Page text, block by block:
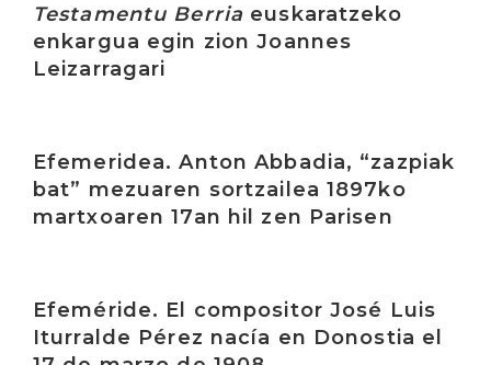
Testamentu Berria euskaratzeko
enkargua egin zion Joannes
Leizarragari
Efemeridea. Anton Abbadia, “zazpiak
bat” mezuaren sortzailea 1897ko
martxoaren 17an hil zen Parisen
Efeméride. El compositor José Luis
Iturralde Pérez nacía en Donostia el